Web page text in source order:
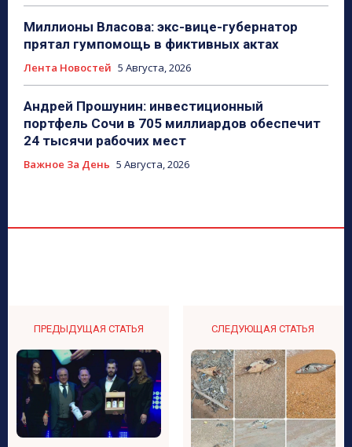
Миллионы Власова: экс-вице-губернатор
прятал гумпомощь в фиктивных актах
Лента Новостей 5 Августа, 2026
Андрей Прошунин: инвестиционный
портфель Сочи в 705 миллиардов обеспечит
24 тысячи рабочих мест
Важное За День 5 Августа, 2026
ПРЕДЫДУЩАЯ СТАТЬЯ СЛЕДУЮЩАЯ СТАТЬЯ